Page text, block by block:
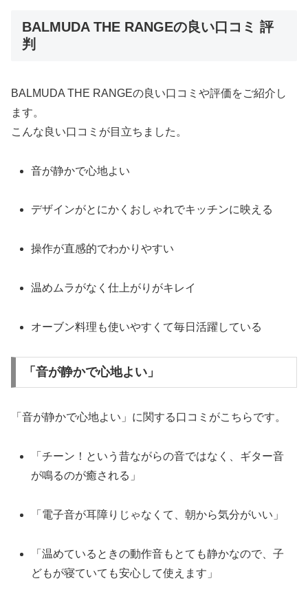
BALMUDA THE RANGEの良い口コミ 評
判
BALMUDA THE RANGEの良い口コミや評価をご紹介し
ます。
こんな良い口コミが目立ちました。
音が静かで心地よい
デザインがとにかくおしゃれでキッチンに映える
操作が直感的でわかりやすい
温めムラがなく仕上がりがキレイ
オーブン料理も使いやすくて毎日活躍している
「音が静かで心地よい」
「音が静かで心地よい」に関する口コミがこちらです。
「チーン！という昔ながらの音ではなく、ギター音
が鳴るのが癒される」
「電子音が耳障りじゃなくて、朝から気分がいい」
「温めているときの動作音もとても静かなので、子
どもが寝ていても安心して使えます」